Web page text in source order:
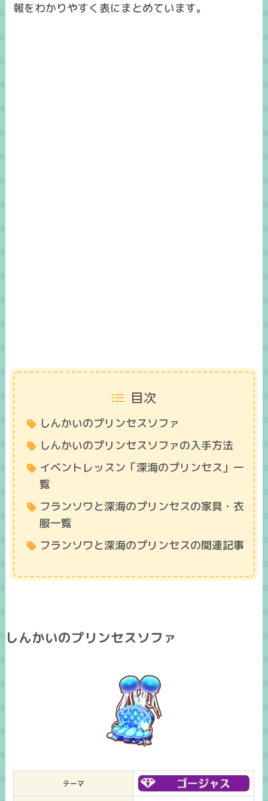
報をわかりやすく表にまとめています。
目次
しんかいのプリンセスソファ
しんかいのプリンセスソファの入手方法
イベントレッスン「深海のプリンセス」一
覧
フランソワと深海のプリンセスの家具・衣
服一覧
フランソワと深海のプリンセスの関連記事
しんかいのプリンセスソファ
テーマ